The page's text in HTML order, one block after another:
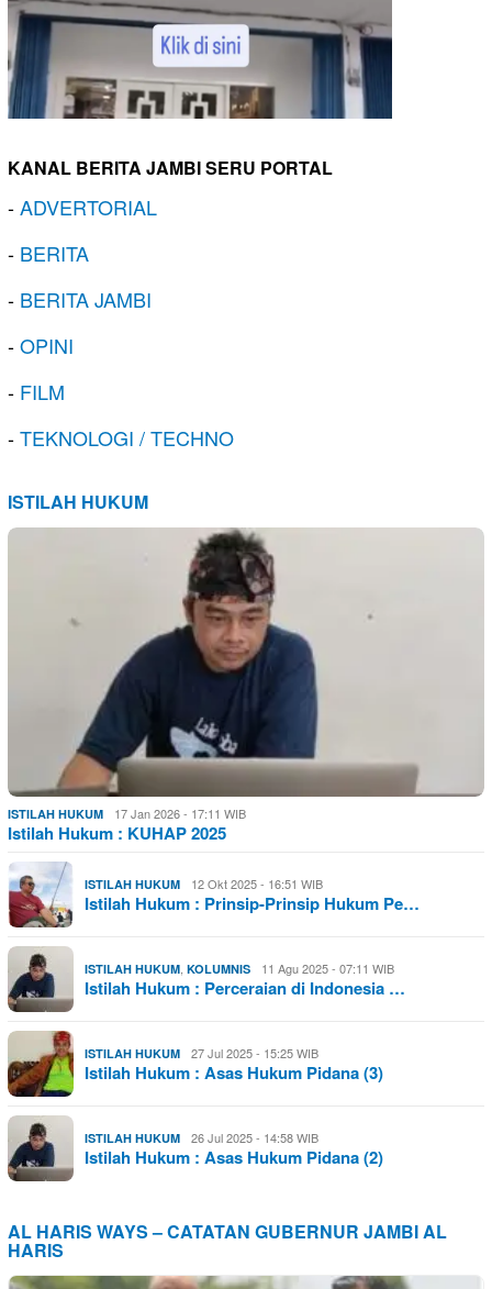
KANAL BERITA JAMBI SERU PORTAL
-ADVERTORIAL
- BERITA
- BERITA JAMBI
-OPINI
- FILM
-TEKNOLOGI / TECHNO
ISTILAH HUKUM
ISTILAH HUKUM 17 Jan 2026 - 17:11 WIB
Istilah Hukum : KUHAP 2025
ISTILAH HUKUM 12 Okt 2025 - 16:51 WIB
Istilah Hukum : Prinsip-Prinsip Hukum Pe…
ISTILAH HUKUM, KOLUMNIS 11 Agu 2025 - 07:11 WIB
Istilah Hukum : Perceraian di Indonesia …
ISTILAH HUKUM 27 Jul 2025 - 15:25 WIB
Istilah Hukum : Asas Hukum Pidana (3)
ISTILAH HUKUM 26 Jul 2025 - 14:58 WIB
Istilah Hukum : Asas Hukum Pidana (2)
AL HARIS WAYS – CATATAN GUBERNUR JAMBI AL
HARIS